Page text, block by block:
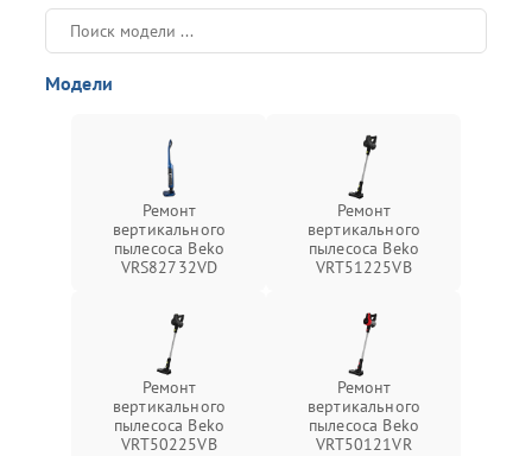
Модели
Ремонт
вертикального
пылесоса Beko
VRS82732VD
Ремонт
вертикального
пылесоса Beko
VRT51225VB
Ремонт
вертикального
пылесоса Beko
VRT50225VB
Ремонт
вертикального
пылесоса Beko
VRT50121VR